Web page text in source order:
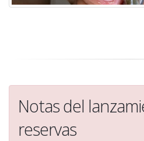
Notas del
reservas